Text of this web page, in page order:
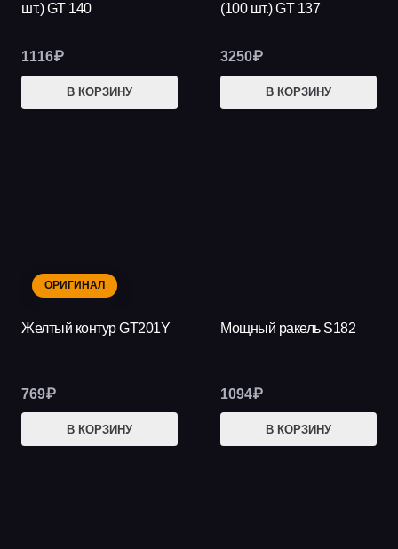
шт.) GT 140
1116₽
В КОРЗИНУ
(100 шт.) GT 137
3250₽
В КОРЗИНУ
ОРИГИНАЛ
Желтый контур GT201Y
769₽
В КОРЗИНУ
Мощный ракель S182
1094₽
В КОРЗИНУ